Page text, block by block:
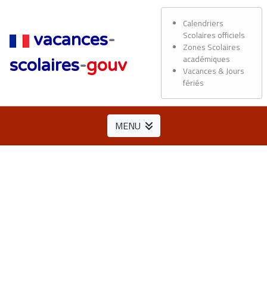
vacances-
scolaires-gouv
Calendriers
Scolaires officiels
Zones Scolaires
académiques
Vacances & Jours
fériés
MENU